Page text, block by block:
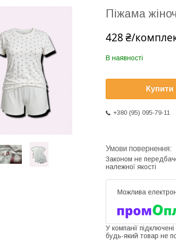
Піжама
428 ₴/
В наявності
Купити
+380 (95) 095-79-11
Законом не
належної якості
У компанії
будь-який товар не